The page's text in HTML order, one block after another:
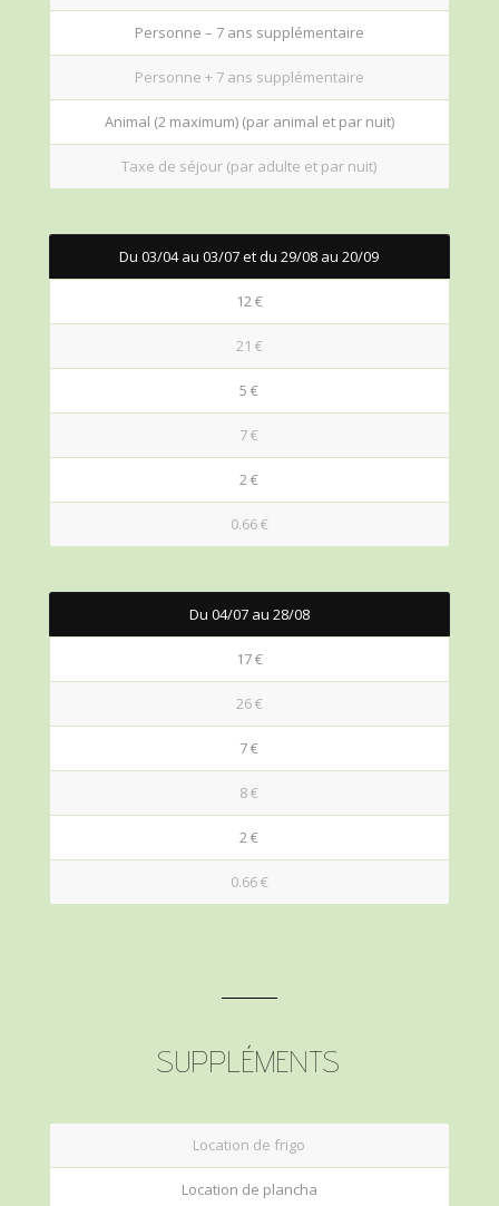
Personne – 7 ans supplémentaire
Personne + 7 ans supplémentaire
Animal (2 maximum) (par animal et par nuit)
Taxe de séjour (par adulte et par nuit)
Du 03/04 au 03/07 et du 29/08 au 20/09
12 €
21 €
5 €
7 €
2 €
0.66 €
Du 04/07 au 28/08
17 €
26 €
7 €
8 €
2 €
0.66 €
SUPPLÉMENTS
Location de frigo
Location de plancha